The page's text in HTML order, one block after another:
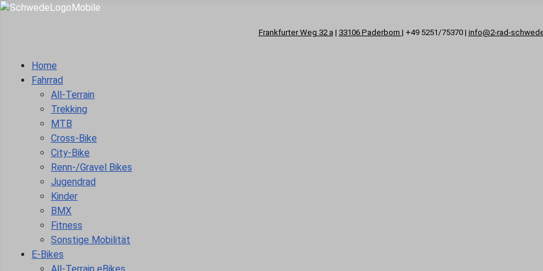
Frankfurter Weg 32 a | 33106 Paderborn | +49 5251/75370 | info@2-rad-
Home
Fahrrad
All-Terrain
Trekking
MTB
Cross-Bike
City-Bike
Renn-/Gravel Bikes
Jugendrad
Kinder
BMX
Fitness
Sonstige Mobilität
E-Bikes